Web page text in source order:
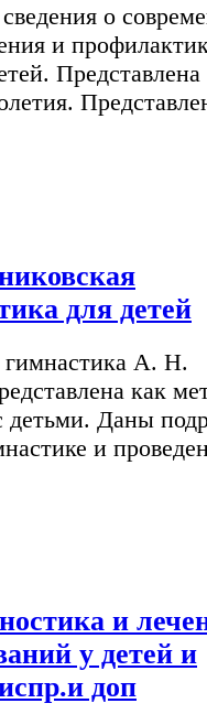
о
и
Представлена
для детей
гимнастика А. Н.
как
детьми. Даны
и
и
у детей и
доп